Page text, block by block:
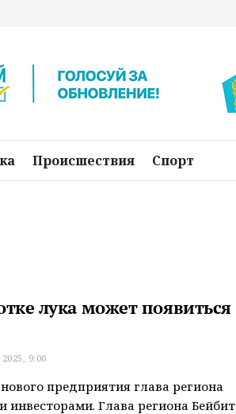
Происшествия Спорт
лука может появиться
9:00
предприятия глава региона
инвесторами. Глава региона Бейбит